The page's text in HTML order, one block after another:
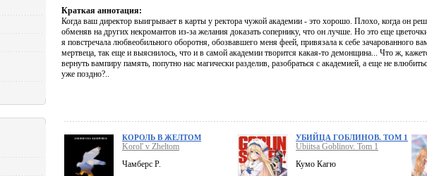
Краткая аннотация:
Когда ваш директор выигрывает в карты у ректора чужой академии - это хорошо. Плохо, когда он
обменяв на других некромантов из-за желания доказать сопернику, что он лучше. Но это еще
я повстречала любвеобильного оборотня, обозвавшего меня феей, привязала к себе зачарованного
мертвеца, так еще и выяснилось, что и в самой академии творится какая-то демонщина... Что ж,
вернуть вампиру память, попутно нас магически разделив, разобраться с академией, а еще не
уже поздно?..
КОРОЛЬ В ЖЕЛТОМ
Korol' v Zheltom
Чамберс Р.
УБИЙЦА ГОБЛИНОВ. ТОМ 1
Ubiitsa Goblinov. Tom 1
Кумо Кагю